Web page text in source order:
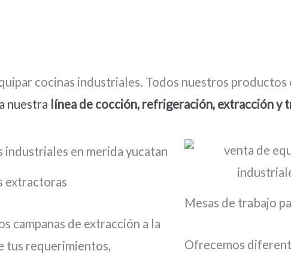
cocinas industriales. Todos nuestros productos
nuestra línea de cocción, refrigeración, extracción y
extractoras
campanas de extracción a la
tus requerimientos,
Mesas de trabajo
Ofrecemos